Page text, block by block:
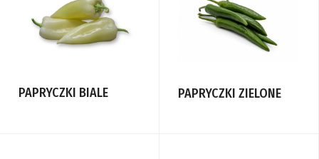
PAPRYCZKI BIALE PAPRYCZKI ZIELONE